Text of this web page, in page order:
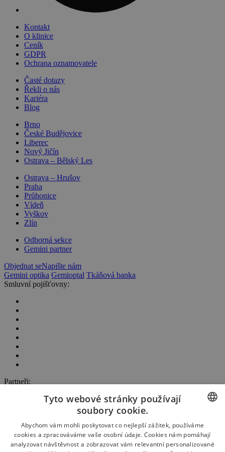
Kontakt
O klinice
Ceník
GDPR
Ochrana oznamovatele
Časté dotazy
Řekli o nás
Kariéra
Blog
Brno
České Budějovice
Liberec
Nový Jičín
Ostrava – Bělský Les
Ostrava – Hrušov
Praha
Průhonice
Vídeň
Vyškov
Zlín
Odborná sekce
Gemini partner
Objednat seNapište nám
Gemini optika Gemioptal Tkáňová banka
Smluvní pojišťovny:
Partneři:
CZECH
ENGLISH
Tyto webové stránky používají
soubory cookie.
Abychom vám mohli poskytovat co nejlepší zážitek, používáme
cookies a zpracováváme vaše osobní údaje. Cookies nám pomáhají
analyzovat návštěvnost a zobrazovat vám relevantní personalizované